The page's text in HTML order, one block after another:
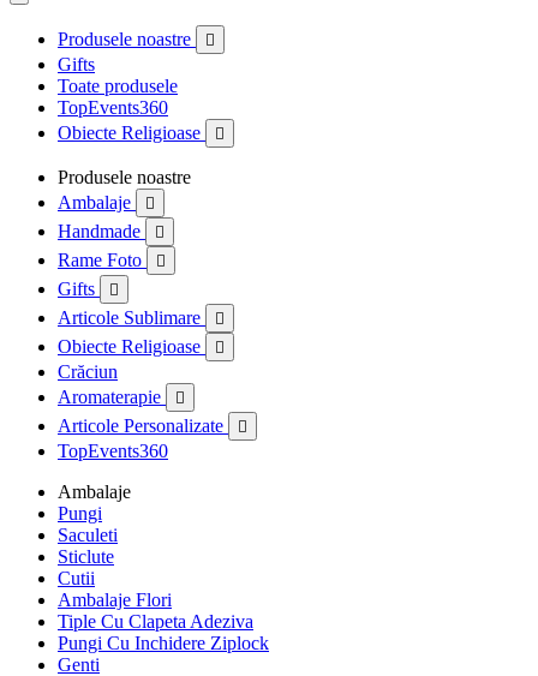
Produsele noastre 
Gifts
Toate produsele
TopEvents360
Obiecte Religioase

Produsele noastre
Ambalaje

Handmade 
Rame Foto 
Gifts 
Articole Sublimare 
Obiecte Religioase 
Crăciun
Aromaterapie

Articole Personalizate 
TopEvents360
Ambalaje
Pungi
Saculeti
Sticlute
Cutii
Ambalaje Flori
Tiple Cu Clapeta Adeziva
Pungi Cu Inchidere Ziplock
Genti